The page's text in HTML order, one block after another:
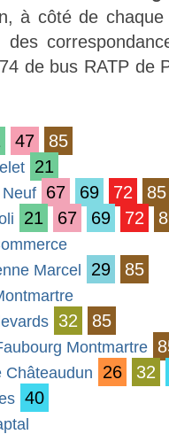
à côté de
des
de bus RATP de
47
85
21
67 69 72
85
21 67 69 72
Marcel 29
85
32
85
Montmartre
Châteaudun 26 32
40